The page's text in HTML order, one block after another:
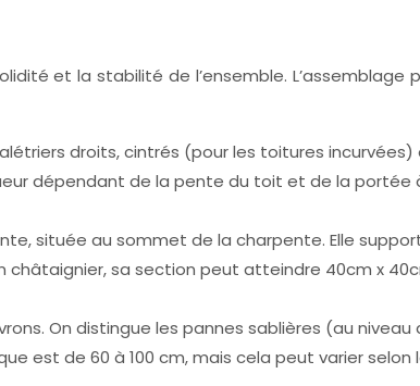
et la stabilité de l’ensemble. L’assemblage
droits, cintrés (pour les toitures
dépendant de la pente du toit et de la portée à
située au sommet de la charpente. Elle
sa section peut atteindre 40cm x
On distingue les pannes sablières (au niveau
est de 60 à 100 cm, mais cela peut varier